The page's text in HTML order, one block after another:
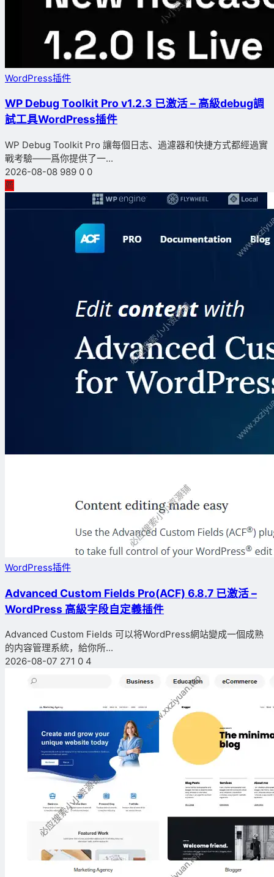
WordPress插件
WP Debug Toolkit Pro v1.2.3 已激活 – 高級debug調
試工具WordPress插件
WP Debug Toolkit Pro 讓每個日志、過濾器和快捷方式都經過實
戰考驗——爲你提供了一...
2026-08-08 989 0 0
薦
WordPress插件
Advanced Custom Fields Pro(ACF) 6.8.7 已激活 –
WordPress 高級字段自定義插件
Advanced Custom Fields 可以将WordPress網站變成一個成熟
的内容管理系統，給你所...
2026-08-07 271 0 4